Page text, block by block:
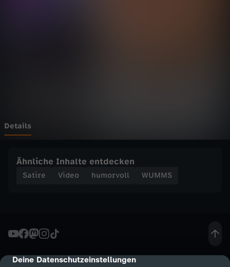
cmp-dialog-description
Deine Datenschutzeinstellungen
a
C
o
t
a
Details
Ähnliche Inhalte entdecken
Satire Video humorvoll WUMMS